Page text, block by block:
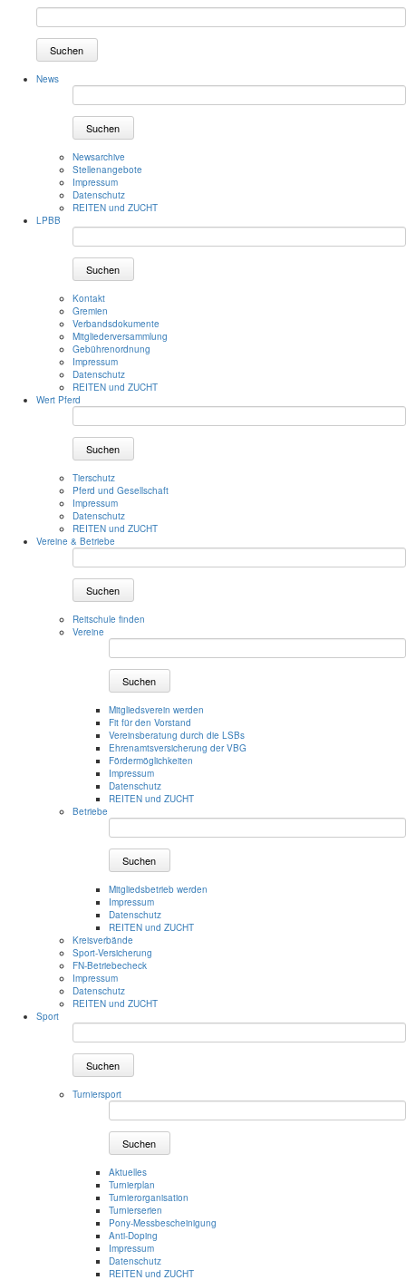
Suchen
News
Suchen
Newsarchive
Stellenangebote
Impressum
Datenschutz
REITEN und ZUCHT
LPBB
Suchen
Kontakt
Gremien
Verbandsdokumente
Mitgliederversammlung
Gebührenordnung
Impressum
Datenschutz
REITEN und ZUCHT
Wert Pferd
Suchen
Tierschutz
Pferd und Gesellschaft
Impressum
Datenschutz
REITEN und ZUCHT
Vereine & Betriebe
Suchen
Reitschule finden
Vereine
Suchen
Mitgliedsverein werden
Fit für den Vorstand
Vereinsberatung durch die LSBs
Ehrenamtsversicherung der VBG
Fördermöglichkeiten
Impressum
Datenschutz
REITEN und ZUCHT
Betriebe
Suchen
Mitgliedsbetrieb werden
Impressum
Datenschutz
REITEN und ZUCHT
Kreisverbände
Sport-Versicherung
FN-Betriebecheck
Impressum
Datenschutz
REITEN und ZUCHT
Sport
Suchen
Turniersport
Suchen
Aktuelles
Turnierplan
Turnierorganisation
Turnierserien
Pony-Messbescheinigung
Anti-Doping
Impressum
Datenschutz
REITEN und ZUCHT